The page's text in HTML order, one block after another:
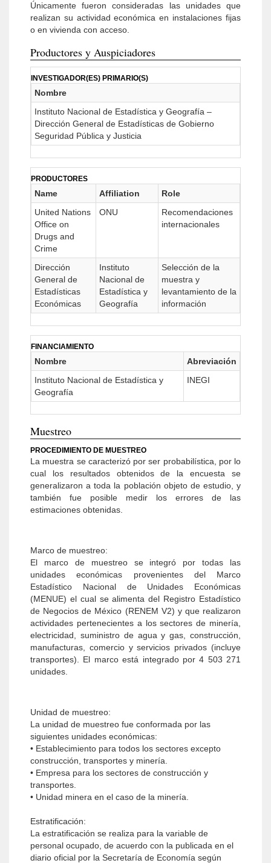
Únicamente fueron consideradas las unidades que
realizan su actividad económica en instalaciones fijas
o en vivienda con acceso.
Productores y Auspiciadores
INVESTIGADOR(ES) PRIMARIO(S)
Nombre
Instituto Nacional de Estadística y Geografía –
Dirección General de Estadísticas de Gobierno
Seguridad Pública y Justicia
PRODUCTORES
Name Affiliation
Role
United Nations
Office on
Drugs and
Crime
ONU
Recomendaciones
internacionales
Dirección
General de
Estadísticas
Económicas
Instituto
Nacional de
Estadística y
Geografía
Selección de la
muestra y
levantamiento de la
información
FINANCIAMIENTO
Nombre
Abreviación
Instituto Nacional de Estadística y
Geografía
INEGI
Muestreo
PROCEDIMIENTO DE MUESTREO
La muestra se caracterizó por ser probabilística, por lo
cual los resultados obtenidos de la encuesta se
generalizaron a toda la población objeto de estudio, y
también fue posible medir los errores de las
estimaciones obtenidas.
Marco de muestreo:
El marco de muestreo se integró por todas las
unidades económicas provenientes del Marco
Estadístico Nacional de Unidades Económicas
(MENUE) el cual se alimenta del Registro Estadístico
de Negocios de México (RENEM V2) y que realizaron
actividades pertenecientes a los sectores de minería,
electricidad, suministro de agua y gas, construcción,
manufacturas, comercio y servicios privados (incluye
transportes). El marco está integrado por 4 503 271
unidades.
Unidad de muestreo:
La unidad de muestreo fue conformada por las
siguientes unidades económicas:
• Establecimiento para todos los sectores excepto
construcción, transportes y minería.
• Empresa para los sectores de construcción y
transportes.
• Unidad minera en el caso de la minería.
Estratificación:
La estratificación se realiza para la variable de
personal ocupado, de acuerdo con la publicada en el
diario oficial por la Secretaría de Economía según